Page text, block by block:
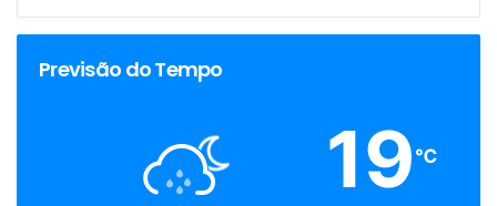
A direção do Sindae reagiu rápido e cobrou a
longo destes anos todos, não ocorreram mudanças,
jurisprudência do Supremo Tribunal Federal (STF),
que justificassem esta suposta “atualização” nos
procedimentos internos, como alegou a presidência
Previsão do Tempo
19 ℃